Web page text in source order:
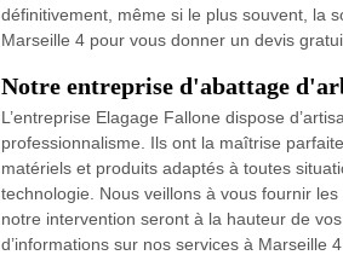
définitivement, même si le plus souvent, la
Marseille 4 pour vous donner un devis
Notre entreprise d'abattage
L’entreprise Elagage Fallone dispose
professionnalisme. Ils ont la maîtrise
matériels et produits adaptés à toutes
technologie. Nous veillons à vous fournir
notre intervention seront à la hauteur de
d’informations sur nos services à Marseille 4